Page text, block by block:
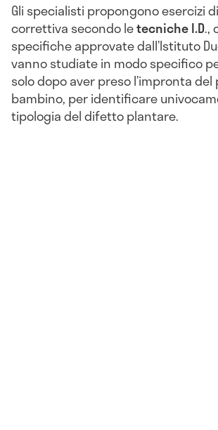
Gli specialisti propongono esercizi
correttiva secondo letecniche I.D.,
specifiche approvate dall’Istituto
vanno studiate in modo specifico
solo dopo aver preso l’impronta del
bambino, per identificare
tipologia del difetto plantare.